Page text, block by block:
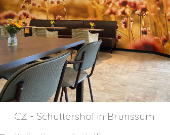
CZ - Schuttershof in Brunssum